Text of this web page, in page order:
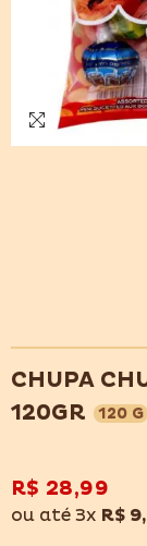
CHUPA
120GR
120 G
R$ 28,99
ou até 3x R$